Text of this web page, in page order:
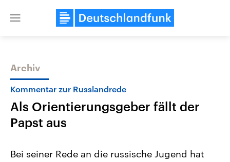
Close
Themen
Archiv
Kommentar zur Russlandrede
Als Orientierungsgeber fällt der
Papst aus
Bei seiner Rede an die russische Jugend hat